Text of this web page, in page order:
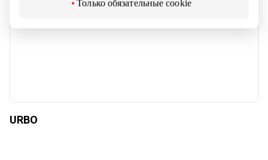
Только обязательные cookie
URBO